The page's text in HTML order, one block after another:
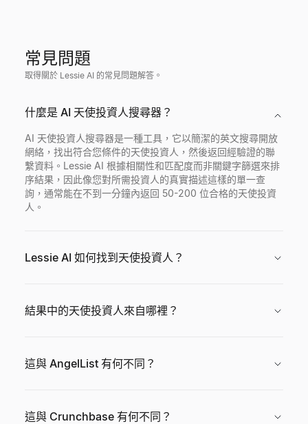
常見問題
取得關於 Lessie AI 的常見問題解答。
什麼是 AI 天使投資人搜尋器？
AI 天使投資人搜尋器是一種工具，它以簡潔的英文搜尋開放
網絡，找出符合您條件的天使投資人，然後返回經驗證的聯
繫資料。Lessie AI 根據相關性和匹配度而非關鍵字篩選來排
序結果，因此像您對所需投資人的真實描述這樣的單一查
詢，通常能在不到一分鐘內返回 50-200 位合格的天使投資
人。
Lessie AI 如何找到天使投資人？
結果中的天使投資人來自哪裡？
這與 AngelList 有何不同？
這與 Crunchbase 有何不同？